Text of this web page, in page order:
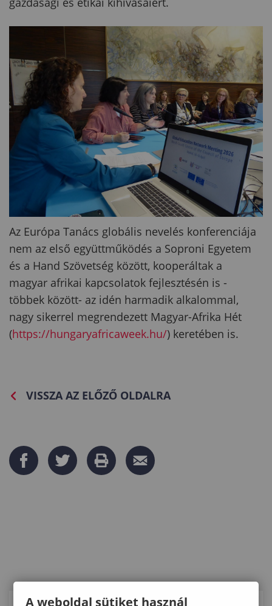
Az Európa Tanács globális nevelés konferenciája
nem az első együttműködés a Soproni Egyetem
és a Hand Szövetség között, kooperáltak a
magyar afrikai kapcsolatok fejlesztésén is -
többek között- az idén harmadik alkalommal,
nagy sikerrel megrendezett Magyar-Afrika Hét
(https://hungaryafricaweek.hu/) keretében is.
VISSZA AZ ELŐZŐ OLDALRA
A weboldal sütiket használ